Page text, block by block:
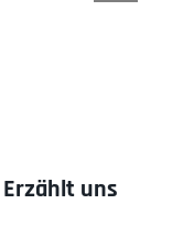
uns